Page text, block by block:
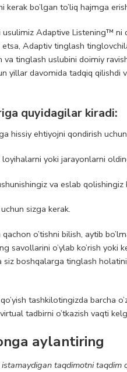
bo’lgan to’liq hajmga
Adaptive Listening™
Adaptiv tinglash
tinglash uslubini doimiy
davomida tadqiq qilishdi
quyidagilar kiradi:
hissiy ehtiyojni qondirish
yoki jarayonlarni
va eslab qolishingiz
sizga kerak.
o’tishni bilish, aytib
savollarini o’ylab ko’rish
boshqalarga tinglash
tashkilotingizda barcha
tadbirni o’tkazish vaqti
aylantiring
istamaydigan taqdimotni taqdim